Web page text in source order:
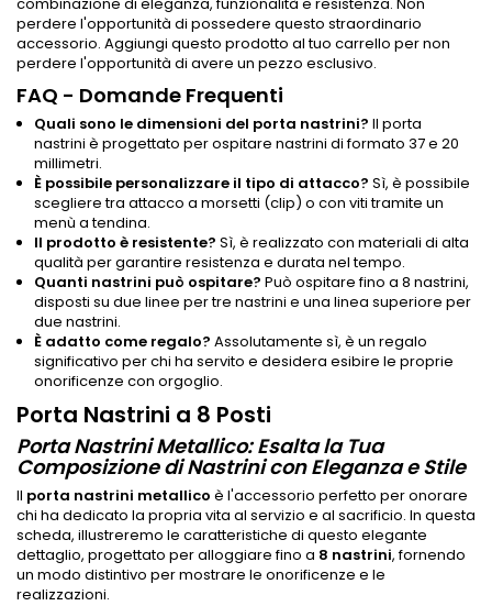
perdere l'opportunità di possedere questo straordinario
accessorio. Aggiungi questo prodotto al tuo carrello per non
perdere l'opportunità di avere un pezzo esclusivo.
FAQ - Domande Frequenti
Quali sono le dimensioni del porta nastrini? Il porta
nastrini è progettato per ospitare nastrini di formato 37 e 20
millimetri.
È possibile personalizzare il tipo di attacco? Sì, è possibile
scegliere tra attacco a morsetti (clip) o con viti tramite un
menù a tendina.
Il prodotto è resistente? Sì, è realizzato con materiali di alta
qualità per garantire resistenza e durata nel tempo.
Quanti nastrini può ospitare? Può ospitare fino a 8 nastrini,
disposti su due linee per tre nastrini e una linea superiore per
due nastrini.
È adatto come regalo? Assolutamente sì, è un regalo
significativo per chi ha servito e desidera esibire le proprie
onorificenze con orgoglio.
Porta Nastrini a 8 Posti
Porta Nastrini Metallico: Esalta la Tua
Composizione di Nastrini con Eleganza e Stile
Il porta nastrini metallico è l'accessorio perfetto per onorare
chi ha dedicato la propria vita al servizio e al sacrificio. In questa
scheda, illustreremo le caratteristiche di questo elegante
dettaglio, progettato per alloggiare fino a 8 nastrini, fornendo
un modo distintivo per mostrare le onorificenze e le
realizzazioni.